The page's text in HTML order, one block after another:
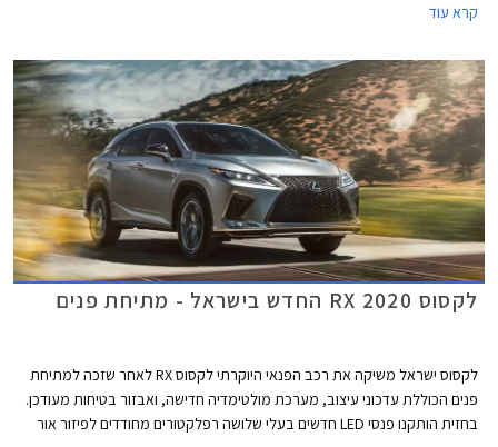
קרא עוד
לקסוס RX 2020 החדש בישראל - מתיחת פנים
לקסוס ישראל משיקה את רכב הפנאי היוקרתי לקסוס RX לאחר שזכה למתיחת
פנים הכוללת עדכוני עיצוב, מערכת מולטימדיה חדישה, ואבזור בטיחות מעודכן.
בחזית הותקנו פנסי LED חדשים בעלי שלושה רפלקטורים מחודדים לפיזור אור